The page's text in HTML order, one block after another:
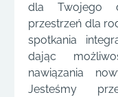
dla Twojego
przestrzeń dla
spotkania
dając
nawiązania
Jesteśmy